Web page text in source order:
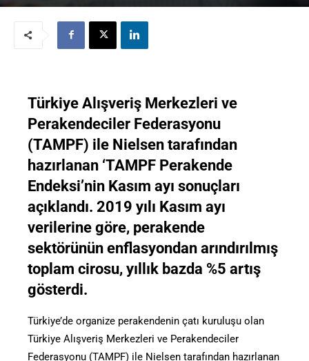
Türkiye Alışveriş Merkezleri ve
Perakendeciler Federasyonu
(TAMPF) ile Nielsen tarafından
hazırlanan ‘TAMPF Perakende
Endeksi’nin Kasım ayı sonuçları
açıklandı. 2019 yılı Kasım ayı
verilerine göre, perakende
sektörünün enflasyondan arındırılmış
toplam cirosu, yıllık bazda %5 artış
gösterdi.
Türkiye’de organize perakendenin çatı kuruluşu olan
Türkiye Alışveriş Merkezleri ve Perakendeciler
Federasyonu (TAMPF) ile Nielsen tarafından hazırlanan